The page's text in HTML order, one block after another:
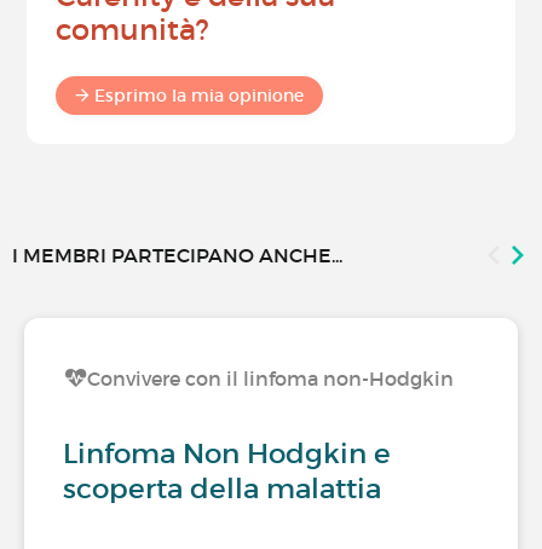
comunità?
Esprimo la mia opinione
I MEMBRI PARTECIPANO ANCHE...
Convivere con il linfoma non-Hodgkin
Linfoma Non Hodgkin e
scoperta della malattia